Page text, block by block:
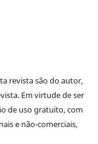
revista são do autor,
Em virtude de ser
de uso gratuito, com
e não-comerciais,